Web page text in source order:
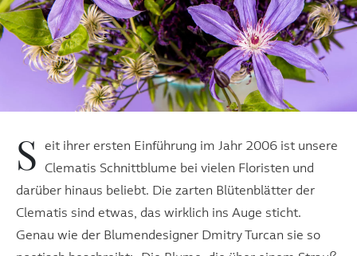
S
eit ihrer ersten Einführung im Jahr 2006 ist unsere
Clematis Schnittblume bei vielen Floristen und
darüber hinaus beliebt. Die zarten Blütenblätter der
Clematis sind etwas, das wirklich ins Auge sticht.
Genau wie der Blumendesigner Dmitry Turcan sie so